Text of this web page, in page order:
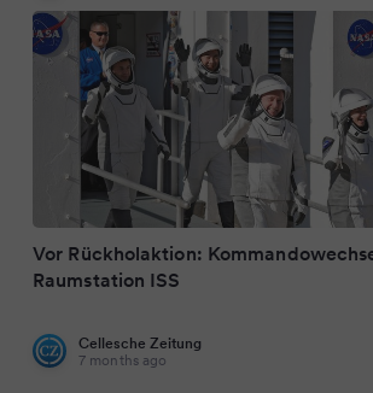
Vor Rückholaktion:
Raumstation ISS
Cellesche Zeitung
7 months ago